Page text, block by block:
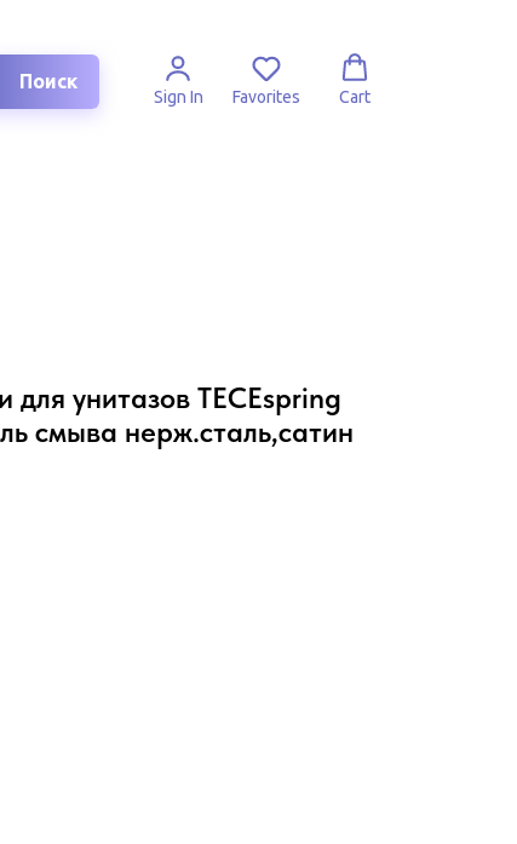
Поиск
Sign In Favorites Cart
для унитазов TECEspring
смыва нерж.сталь,сатин